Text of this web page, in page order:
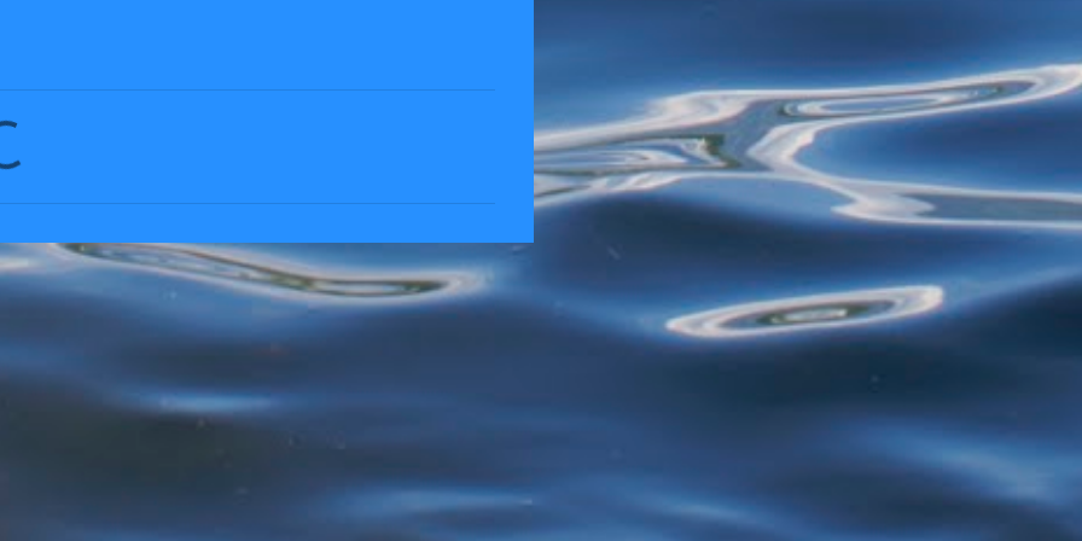
atividades de garimpagem. De acor...